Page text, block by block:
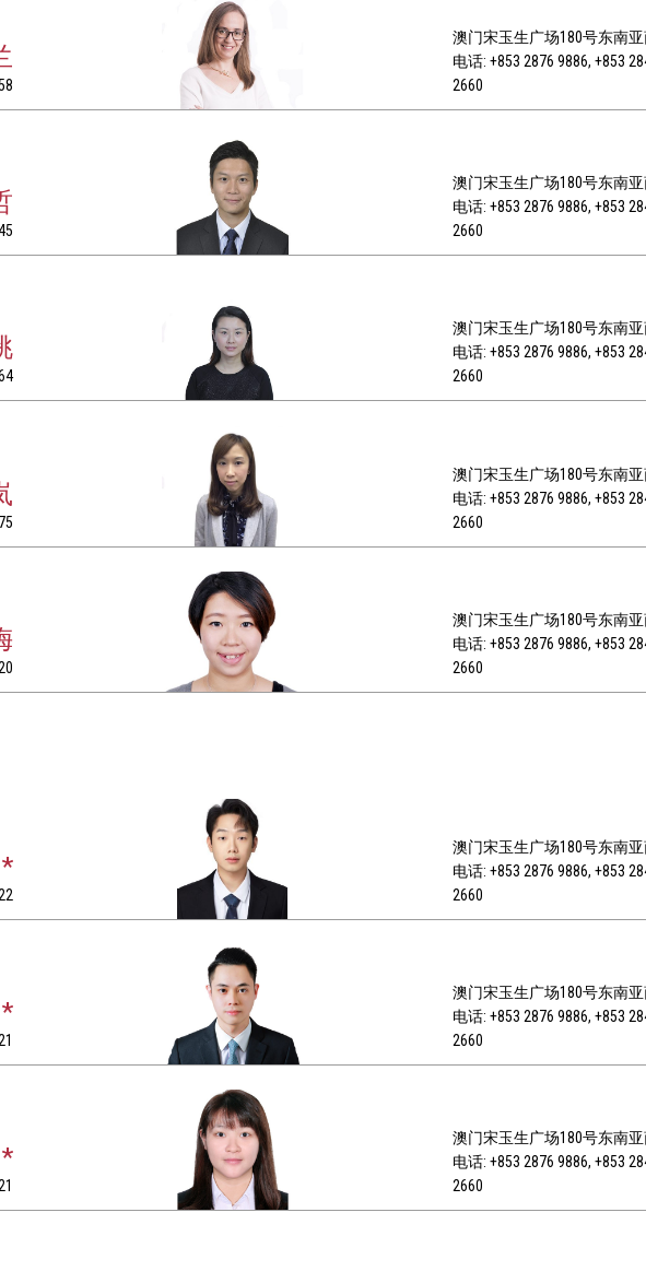
澳门宋玉生广场180号东南亚
电话: +853 2876 9886, +853
2660
澳门宋玉生广场180号东南亚
电话: +853 2876 9886, +853
2660
澳门宋玉生广场180号东南亚
电话: +853 2876 9886, +853
2660
澳门宋玉生广场180号东南亚
电话: +853 2876 9886, +853
2660
澳门宋玉生广场180号东南亚
电话: +853 2876 9886, +853
2660
澳门宋玉生广场180号东南亚
电话: +853 2876 9886, +853
2660
澳门宋玉生广场180号东南亚
电话: +853 2876 9886, +853
2660
澳门宋玉生广场180号东南亚
电话: +853 2876 9886, +853
2660